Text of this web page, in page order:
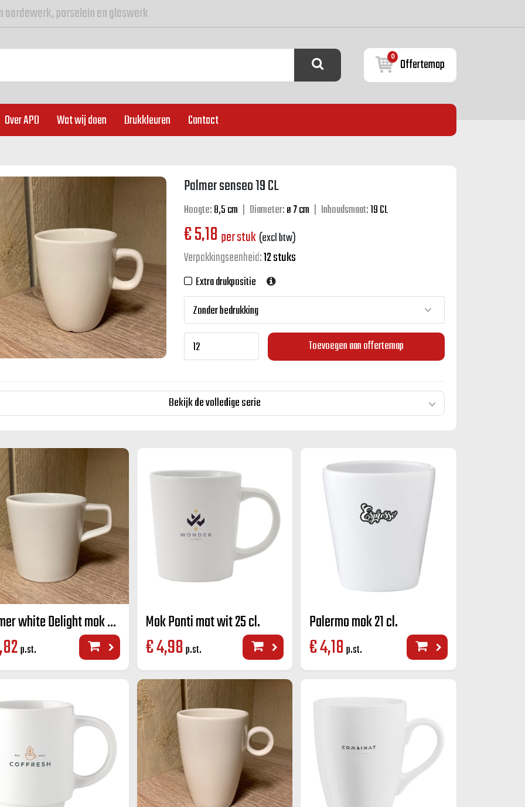
porselein en glaswerk
0 Offertemap
Over APD Wat wij doen Drukkleuren Contact
Palmer senseo 19 CL
Hoogte:8,5 cm | Diameter:ø 7 cm | Inhoudsmaat:19 CL
€5,18 per stuk (excl btw)
Verpakkingseenheid:12 stuks
Extra drukpositie
Toevoegen aan offertemap
Bekijk de volledige serie
Palmer white Delight mok wit 25 cl
p.st.
Mok Ponti mat wit 25 cl.
€4,98p.st.
Palermo mok 21 cl.
€4,18p.st.